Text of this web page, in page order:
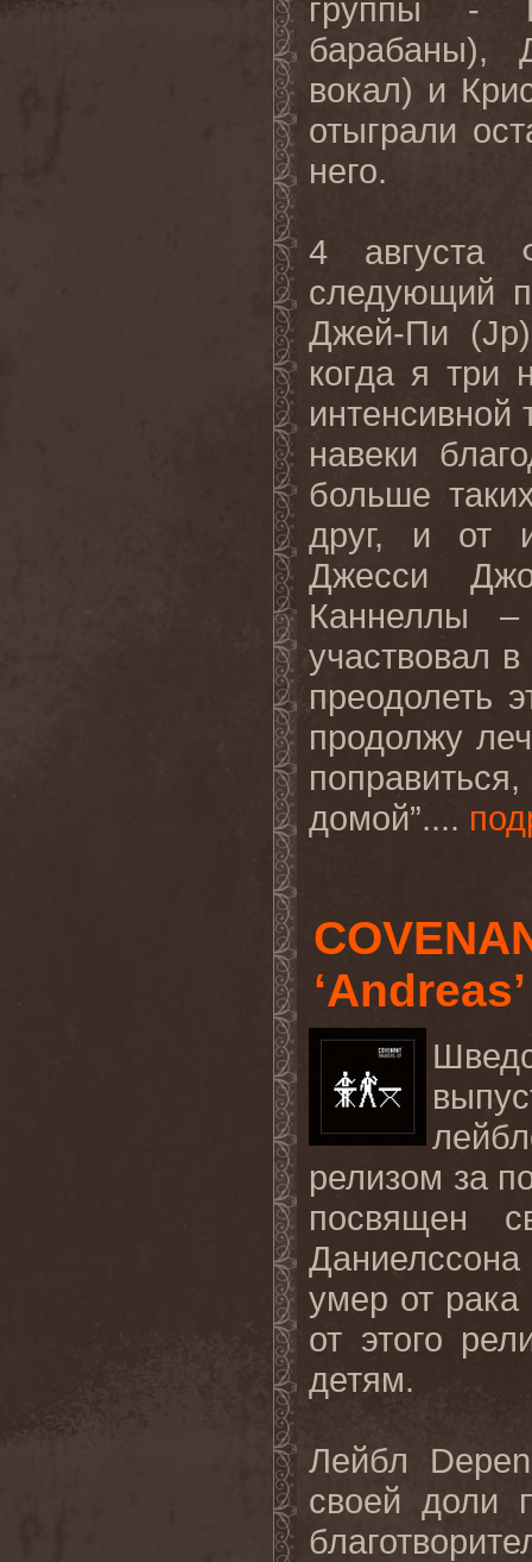
группы -
барабаны),
вокал) и
отыграли
него.
4 августа
следующий
Джей-Пи (Jp
когда я три
интенсивной
навеки
больше
друг, и от
Джесси
Каннеллы –
участвовал
преодолеть
продолжу
домой”....
‘Andreas’
релизом за
посвящен
Даниелссона
умер от
от этого
детям.
Лейбл
своей доли